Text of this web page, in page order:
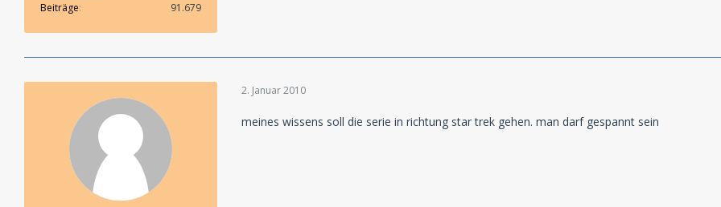
Beiträge
91.679
2. Januar 2010
meines wissens soll die serie in richtung star trek gehen. man darf gespannt sein